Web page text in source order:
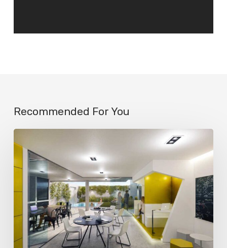
Recommended For You
ya
engaña
la
mayoría